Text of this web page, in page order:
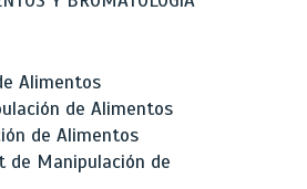
Alimentos
de Alimentos
de Alimentos
de Manipulación de